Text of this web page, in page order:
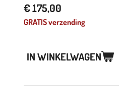
€ 175,00
GRATIS verzending
IN WINKELWAGEN